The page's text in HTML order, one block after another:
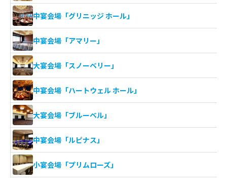
中宴会場「グリニッジ ホール」
中宴会場「アマリー」
大宴会場「スノーベリー」
中宴会場「ハートウェル ホール」
大宴会場「ブルーベル」
中宴会場「ルピナス」
小宴会場「プリムローズ」